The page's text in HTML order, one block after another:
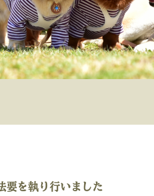
要を執り行いました